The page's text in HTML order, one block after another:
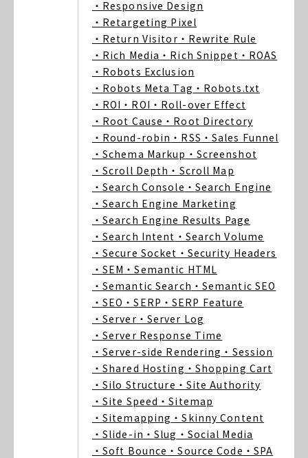
・Responsive Design
・Retargeting Pixel
・Return Visitor ・Rewrite Rule
・Rich Media ・Rich Snippet ・ROAS
・Robots Exclusion
・Robots Meta Tag ・Robots.txt
・ROI ・ROI ・Roll-over Effect
・Root Cause ・Root Directory
・Round-robin ・RSS ・Sales Funnel
・Schema Markup ・Screenshot
・Scroll Depth ・Scroll Map
・Search Console ・Search Engine
・Search Engine Marketing
・Search Engine Results Page
・Search Intent ・Search Volume
・Secure Socket ・Security Headers
・SEM ・Semantic HTML
・Semantic Search ・Semantic SEO
・SEO ・SERP ・SERP Feature
・Server ・Server Log
・Server Response Time
・Server-side Rendering ・Session
・Shared Hosting ・Shopping Cart
・Silo Structure ・Site Authority
・Site Speed ・Sitemap
・Sitemapping ・Skinny Content
・Slide-in ・Slug ・Social Media
・Soft Bounce ・Source Code ・SPA